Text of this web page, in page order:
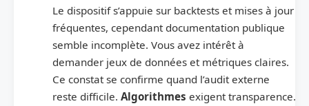
Le dispositif s’appuie sur backtests et mises à jour
fréquentes, cependant documentation publique
semble incomplète. Vous avez intérêt à
demander jeux de données et métriques claires.
Ce constat se confirme quand l’audit externe
reste difficile. Algorithmes exigent transparence.